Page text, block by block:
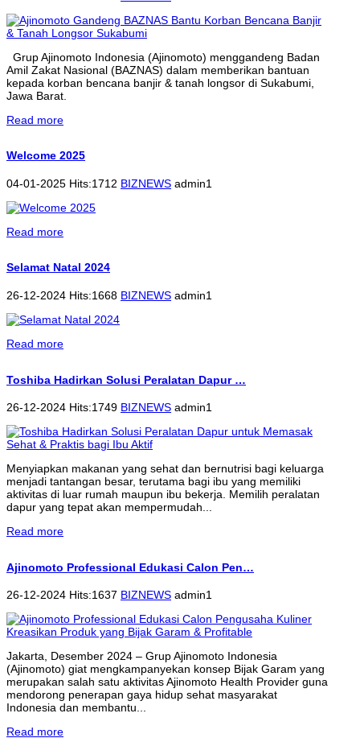
Grup Ajinomoto Indonesia (Ajinomoto) menggandeng Badan
Amil Zakat Nasional (BAZNAS) dalam memberikan bantuan
kepada korban bencana banjir & tanah longsor di Sukabumi,
Jawa Barat.
Read more
Welcome 2025
04-01-2025 Hits:1712 BIZNEWS admin1
Read more
Selamat Natal 2024
26-12-2024 Hits:1668 BIZNEWS admin1
Read more
Toshiba Hadirkan Solusi Peralatan Dapur …
26-12-2024 Hits:1749 BIZNEWS admin1
Menyiapkan makanan yang sehat dan bernutrisi bagi keluarga
menjadi tantangan besar, terutama bagi ibu yang memiliki
aktivitas di luar rumah maupun ibu bekerja. Memilih peralatan
dapur yang tepat akan mempermudah...
Read more
Ajinomoto Professional Edukasi Calon Pen…
26-12-2024 Hits:1637 BIZNEWS admin1
Jakarta, Desember 2024 – Grup Ajinomoto Indonesia
(Ajinomoto) giat mengkampanyekan konsep Bijak Garam yang
merupakan salah satu aktivitas Ajinomoto Health Provider guna
mendorong penerapan gaya hidup sehat masyarakat
Indonesia dan membantu...
Read more